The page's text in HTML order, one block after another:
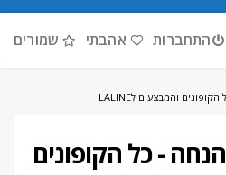
שמורים אהבתי התחברות
ללין קופון 10% הנחה - כל הקופונים